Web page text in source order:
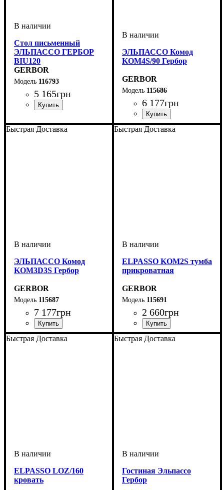
Стол письменный
ЭЛЬПАССО ГЕРБОР
BIU120
GERBOR
116793
5 165грн
ЭЛЬПАССО Комод
KOM4S/90 Гербор
GERBOR
115686
6 177грн
Быстрая Доставка
ЭЛЬПАССО Комод
KOM3D3S Гербор
GERBOR
115687
7 177грн
Быстрая Доставка
ELPASSO KOM2S тумба
прикроватная
GERBOR
115691
2 660грн
Быстрая Доставка
ELPASSO LOZ/160
кровать
Быстрая Доставка
Гостиная Эльпассо
Гербор